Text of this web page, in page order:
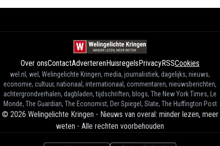
Over onsContactAdverterenHuisregelsPrivacyRSSCookies
wel.nl, wel, Welingelichte Kringen, media, journalistiek, dagelijks, nieuws,
economie, cultuur, nationaal, internationaal, commentaren, nieuwsberichten,
achtergrondverhalen, dagbladen, tijdschriften, blogs, The New York Times, Le
Monde, The Guardian, The Economist, Der Spiegel, Slate, The Huffington Post
© 2026 Welingelichte Kringen - Nieuws van overal: minder lezen, meer
weten - Alle rechten voorbehouden